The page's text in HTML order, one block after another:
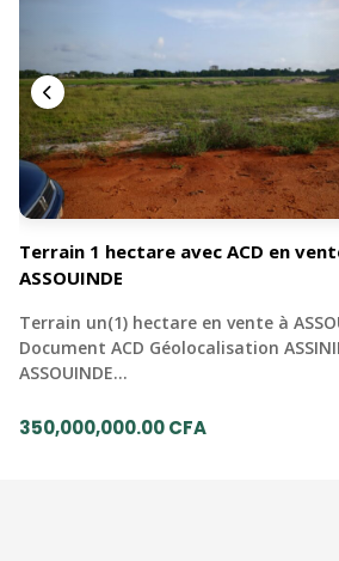
Terrain 1 hectare avec ACD en
ASSOUINDE
Terrain un(1) hectare en vente à
Document ACD Géolocalisation
ASSOUINDE…
350,000,000.00 CFA